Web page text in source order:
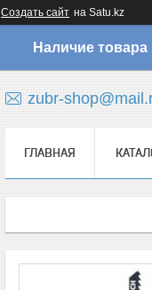
Создать сайт на Satu.kz
Наличие
zubr-
ГЛАВНАЯ